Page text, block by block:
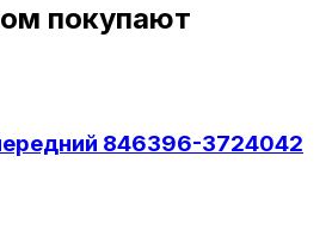
покупают
846396-3724042